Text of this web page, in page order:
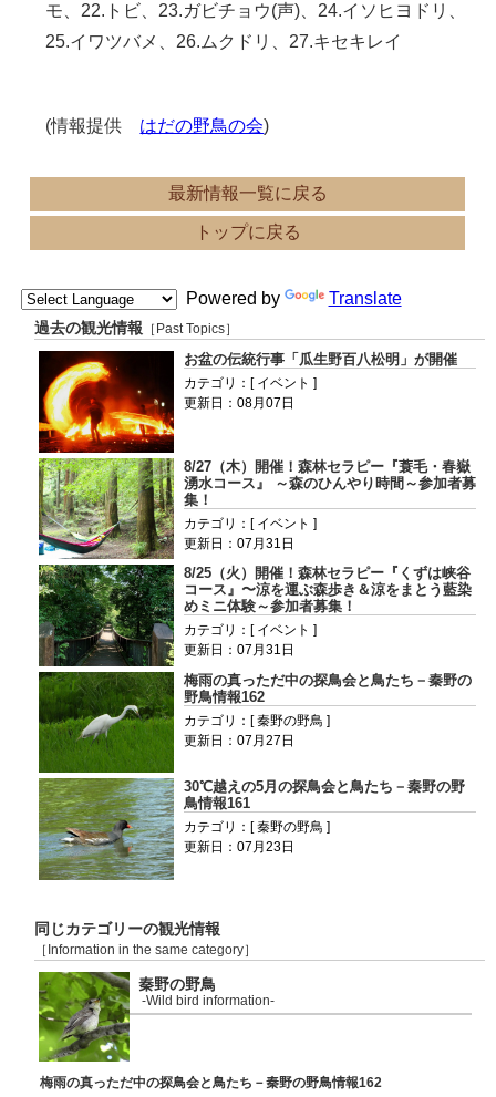
モ、22.トビ、23.ガビチョウ(声)、24.イソヒヨドリ、
25.イワツバメ、26.ムクドリ、27.キセキレイ
(情報提供 はだの野鳥の会)
最新情報一覧に戻る
トップに戻る
Powered by Translate
過去の観光情報 ［Past Topics］
お盆の伝統行事「瓜生野百八松明」が開催
カテゴリ：[ イベント ]
更新日：08月07日
8/27（木）開催！森林セラピー『蓑毛・春嶽
湧水コース』 ～森のひんやり時間～参加者募
集！
カテゴリ：[ イベント ]
更新日：07月31日
8/25（火）開催！森林セラピー『くずは峡谷
コース』〜涼を運ぶ森歩き＆涼をまとう藍染
めミニ体験～参加者募集！
カテゴリ：[ イベント ]
更新日：07月31日
梅雨の真っただ中の探鳥会と鳥たち－秦野の
野鳥情報162
カテゴリ：[ 秦野の野鳥 ]
更新日：07月27日
30℃越えの5月の探鳥会と鳥たち－秦野の野
鳥情報161
カテゴリ：[ 秦野の野鳥 ]
更新日：07月23日
同じカテゴリーの観光情報
［Information in the same category］
秦野の野鳥
-Wild bird information-
梅雨の真っただ中の探鳥会と鳥たち－秦野の野鳥情報162